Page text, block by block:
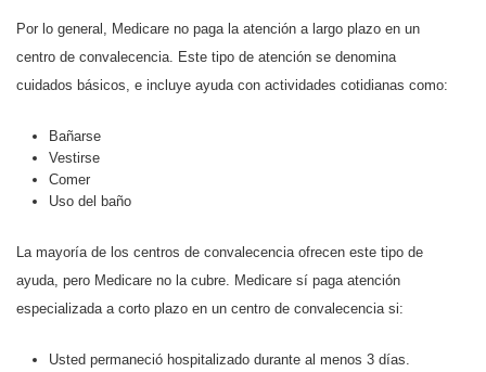
Por lo general, Medicare no paga la atención a largo plazo en un
centro de convalecencia. Este tipo de atención se denomina
cuidados básicos, e incluye ayuda con actividades cotidianas como:
Bañarse
Vestirse
Comer
Uso del baño
La mayoría de los centros de convalecencia ofrecen este tipo de
ayuda, pero Medicare no la cubre. Medicare sí paga atención
especializada a corto plazo en un centro de convalecencia si:
Usted permaneció hospitalizado durante al menos 3 días.